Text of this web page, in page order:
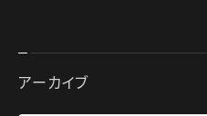
アーカイブ